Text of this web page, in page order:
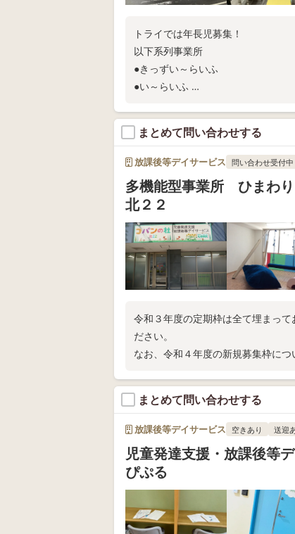
トライでは年長児募集！
以下系列事業所
●きっずい～らいふ
●い～らいふ
●イーライフジュニア・プラス
●イーライフジュニア・スマイル
●イーライフジュニア・ホープ
まとめて問い合わせする
放課後等デイサービス 問い合わせ受付中
多機能型事業所 ひまわ
北２２
令和３年度の定期枠は全て埋まっ
ださい。
なお、令和４年度の新規募集枠につ
まとめて問い合わせする
放課後等デイサービス 空きあり 送迎
児童発達支援・放課後等
ぴぷる